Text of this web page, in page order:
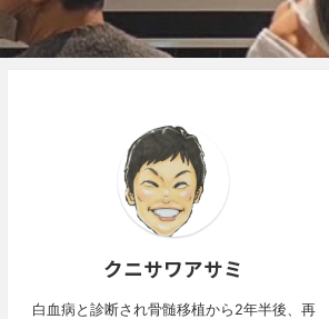
クニサワアサミ
白血病と診断され骨髄移植から2年半後、再